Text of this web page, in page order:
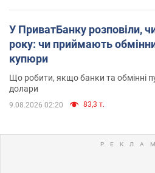
У ПриватБанку розповіли,
року: чи приймають
купюри
Що робити, якщо банки та обмінні
долари
9.08.2026 02:20 83,3 т.